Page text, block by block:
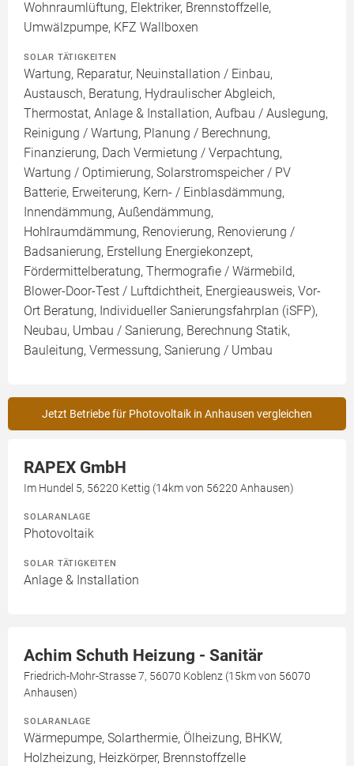
Wohnraumlüftung, Elektriker, Brennstoffzelle,
Umwälzpumpe, KFZ Wallboxen
SOLAR TÄTIGKEITEN
Wartung, Reparatur, Neuinstallation / Einbau,
Austausch, Beratung, Hydraulischer Abgleich,
Thermostat, Anlage & Installation, Aufbau / Auslegung,
Reinigung / Wartung, Planung / Berechnung,
Finanzierung, Dach Vermietung / Verpachtung,
Wartung / Optimierung, Solarstromspeicher / PV
Batterie, Erweiterung, Kern- / Einblasdämmung,
Innendämmung, Außendämmung,
Hohlraumdämmung, Renovierung, Renovierung /
Badsanierung, Erstellung Energiekonzept,
Fördermittelberatung, Thermografie / Wärmebild,
Blower-Door-Test / Luftdichtheit, Energieausweis, Vor-
Ort Beratung, Individueller Sanierungsfahrplan (iSFP),
Neubau, Umbau / Sanierung, Berechnung Statik,
Bauleitung, Vermessung, Sanierung / Umbau
Jetzt Betriebe für Photovoltaik in Anhausen vergleichen
RAPEX GmbH
Im Hundel 5, 56220 Kettig (14km von 56220 Anhausen)
SOLARANLAGE
Photovoltaik
SOLAR TÄTIGKEITEN
Anlage & Installation
Achim Schuth Heizung - Sanitär
Friedrich-Mohr-Strasse 7, 56070 Koblenz (15km von 56070
Anhausen)
SOLARANLAGE
Wärmepumpe, Solarthermie, Ölheizung, BHKW,
Holzheizung, Heizkörper, Brennstoffzelle